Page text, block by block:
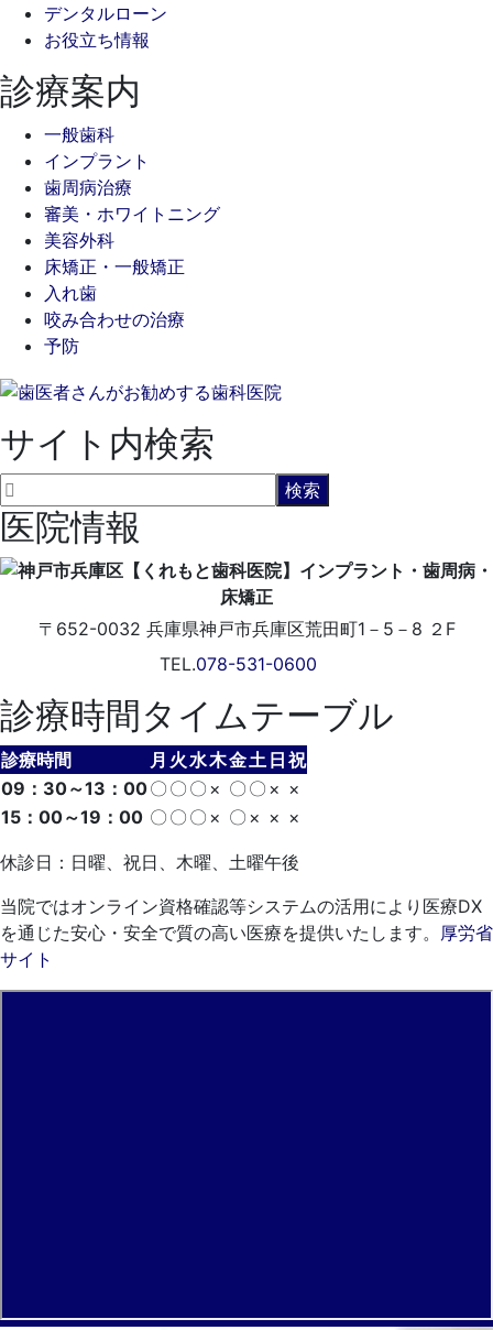
デンタルローン
お役立ち情報
診療案内
一般歯科
インプラント
歯周病治療
審美・ホワイトニング
美容外科
床矯正・一般矯正
入れ歯
咬み合わせの治療
予防
サイト内検索
医院情報
〒652-0032 兵庫県神戸市兵庫区荒田町1－5－8 ２F
TEL.078-531-0600
診療時間タイムテーブル
診療時間 月 火 水木金土 日 祝
09：30～13：00〇 〇 〇 × 〇 〇 × ×
15：00～19：00 〇 〇 〇 × 〇 × × ×
休診日：日曜、祝日、木曜、土曜午後
当院ではオンライン資格確認等システムの活用により医療DX
を通じた安心・安全で質の高い医療を提供いたします。 厚労省
サイト